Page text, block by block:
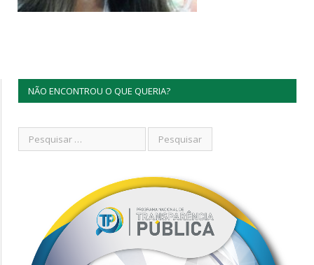
NÃO ENCONTROU O QUE QUERIA?